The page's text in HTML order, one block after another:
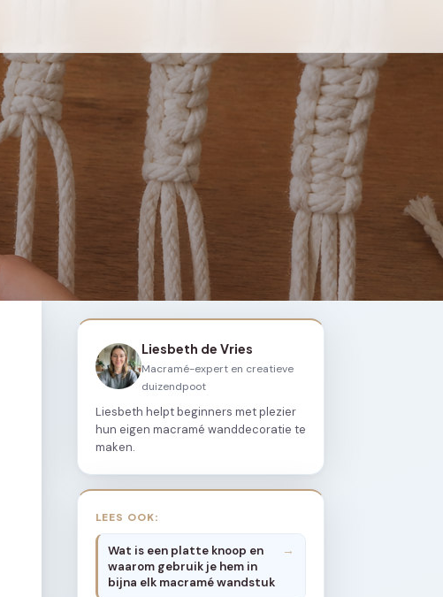
Liesbeth de Vries
Macramé-expert en creatieve
duizendpoot
Liesbeth helpt beginners met plezier
hun eigen macramé wanddecoratie te
maken.
LEES OOK:
Wat is een platte knoop en
waarom gebruik je hem in
bijna elk macramé wandstuk